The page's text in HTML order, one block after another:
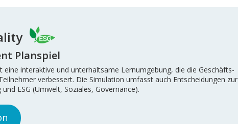
Planspiel
eine interaktive und unterhaltsame Lernumgebung, die die Geschäfts-
verbessert. Die Simulation umfasst auch Entscheidungen zur
ESG (Umwelt, Soziales, Governance).